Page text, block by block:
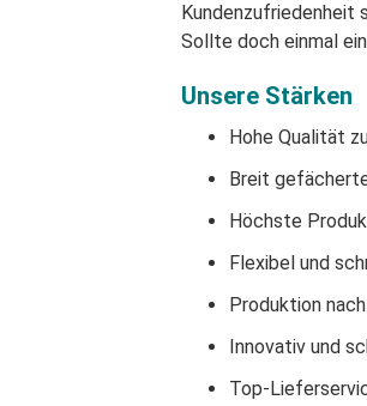
Kundenzufriedenheit
Sollte doch einmal
Unsere Stärken
Hohe Qualität
Breit
Höchste
Flexibel und
Produktion
Innovativ und
Top-